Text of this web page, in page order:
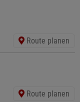
Route planen
Route planen